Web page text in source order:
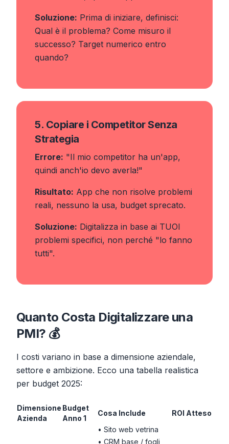
Soluzione: Prima di iniziare, definisci:
Qual è il problema? Come misuro il
successo? Target numerico entro
quando?
5. Copiare i Competitor Senza
Strategia
Errore: "Il mio competitor ha un'app,
quindi anch'io devo averla!"
Risultato: App che non risolve problemi
reali, nessuno la usa, budget sprecato.
Soluzione: Digitalizza in base ai TUOI
problemi specifici, non perché "lo fanno
tutti".
Quanto Costa Digitalizzare una
PMI? 💰
I costi variano in base a dimensione aziendale,
settore e ambizione. Ecco una tabella realistica
per budget 2025:
Dimensione
Azienda
Budget
Anno 1
Cosa Include ROI Atteso
• Sito web vetrina
• CRM base / fogli